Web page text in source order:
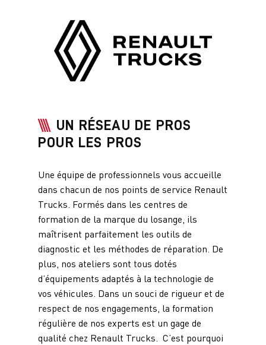
UN RÉSEAU DE PROS
POUR LES PROS
Une équipe de professionnels vous accueille
dans chacun de nos points de service Renault
Trucks. Formés dans les centres de
formation de la marque du losange, ils
maîtrisent parfaitement les outils de
diagnostic et les méthodes de réparation. De
plus, nos ateliers sont tous dotés
d’équipements adaptés à la technologie de
vos véhicules. Dans un souci de rigueur et de
respect de nos engagements, la formation
régulière de nos experts est un gage de
qualité chez Renault Trucks. C’est pourquoi